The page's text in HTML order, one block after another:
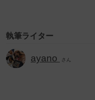
執筆ライター
ayano さん